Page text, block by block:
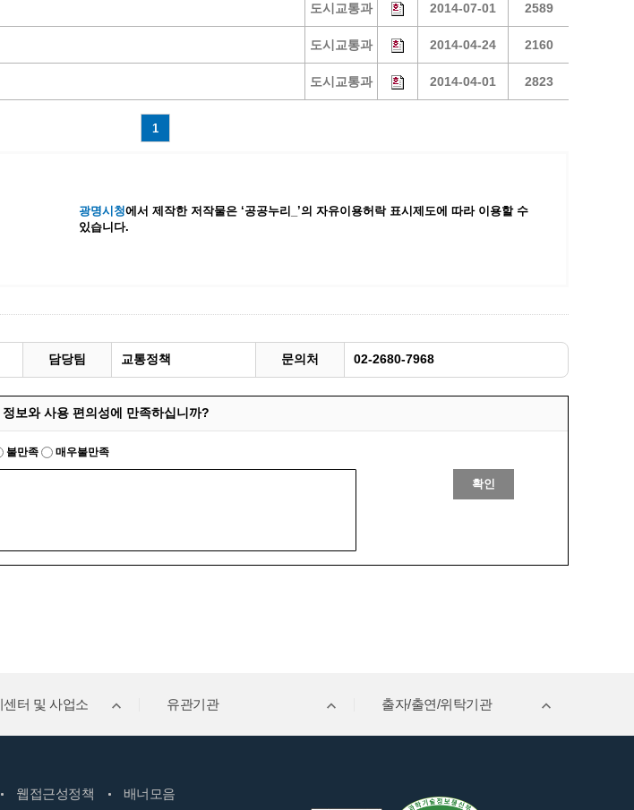
광명시 시민원탁회의
시민건의
고향사랑기부제
광명동굴딸기 스마트팜 체험프로그램
주말농장신청
상자텃밭신청
도시교통과 2014-07-01 2589
도시교통과 2014-04-24 2160
도시교통과 2014-04-01 2823
1
광명시청에서 제작한 저작물은 ‘공공누리_’의 자유이용허락 표시제도에 따라 이용할 수
있습니다.
담당팀 교통정책 문의처 02-2680-7968
보와 사용 편의성에 만족하십니까?
불만족 매우불만족
확인
센터 및 사업소 유관기관 출자/출연/위탁기관
웹접근성정책 배너모음